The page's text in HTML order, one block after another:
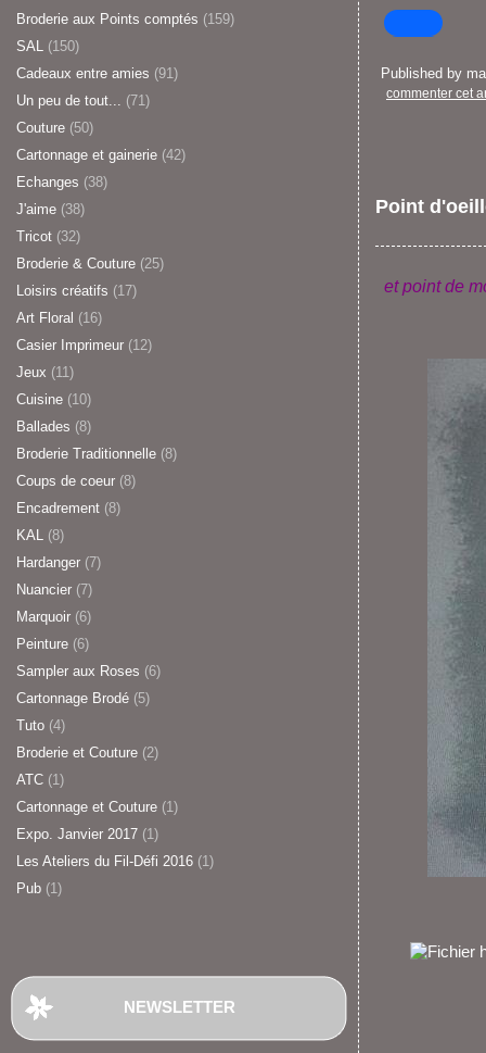
Broderie aux Points comptés (159)
SAL (150)
Cadeaux entre amies (91)
Un peu de tout... (71)
Couture (50)
Cartonnage et gainerie (42)
Echanges (38)
J'aime (38)
Tricot (32)
Broderie & Couture (25)
Loisirs créatifs (17)
Art Floral (16)
Casier Imprimeur (12)
Jeux (11)
Cuisine (10)
Ballades (8)
Broderie Traditionnelle (8)
Coups de coeur (8)
Encadrement (8)
KAL (8)
Hardanger (7)
Nuancier (7)
Marquoir (6)
Peinture (6)
Sampler aux Roses (6)
Cartonnage Brodé (5)
Tuto (4)
Broderie et Couture (2)
ATC (1)
Cartonnage et Couture (1)
Expo. Janvier 2017 (1)
Les Ateliers du Fil-Défi 2016 (1)
Pub (1)
NEWSLETTER
Published by
commenter cet
Point
et point de